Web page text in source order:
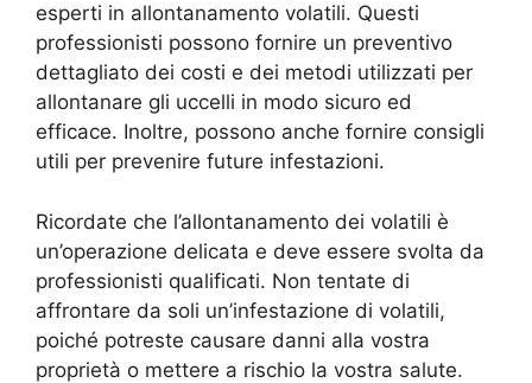
esperti in allontanamento volatili. Questi
professionisti possono fornire un preventivo
dettagliato dei costi e dei metodi utilizzati per
allontanare gli uccelli in modo sicuro ed
efficace. Inoltre, possono anche fornire consigli
utili per prevenire future infestazioni.
Ricordate che l’allontanamento dei volatili è
un’operazione delicata e deve essere svolta da
professionisti qualificati. Non tentate di
affrontare da soli un’infestazione di volatili,
poiché potreste causare danni alla vostra
proprietà o mettere a rischio la vostra salute.